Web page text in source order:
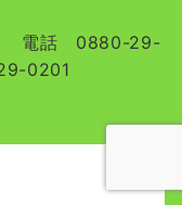
。 電話 0880-29-
0201